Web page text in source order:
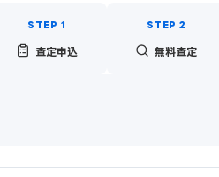
査定申込 無料査定